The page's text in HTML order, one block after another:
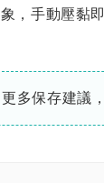
象，手動壓黏即
更多保存建議